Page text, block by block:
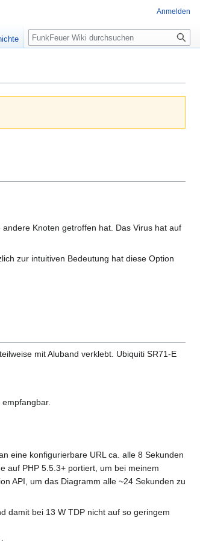
Knoten getroffen hat. Das Virus hat auf
zur intuitiven Bedeutung hat diese Option
mit Aluband verklebt. Ubiquiti SR71-E
eine konfigurierbare URL ca. alle 8 Sekunden
auf PHP 5.5.3+ portiert, um bei meinem
API, um das Diagramm alle ~24 Sekunden zu
damit bei 13 W TDP nicht auf so geringem
Anmelden
Suche